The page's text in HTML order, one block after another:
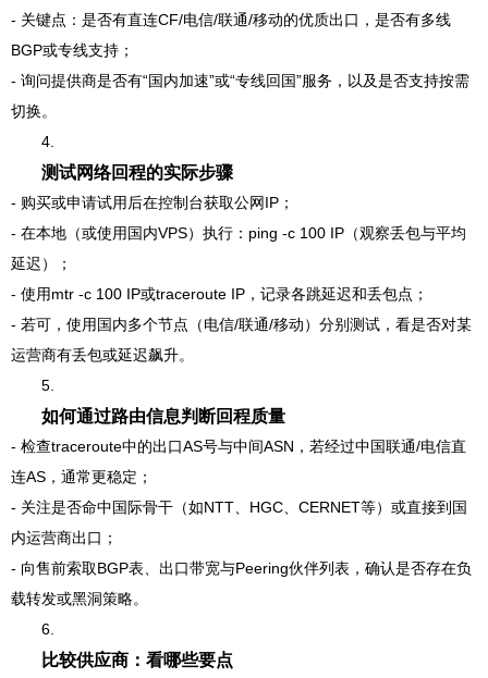
- 关键点：是否有直连CF/电信/联通/移动的优质出口，是否有多线
BGP或专线支持；
- 询问提供商是否有“国内加速”或“专线回国”服务，以及是否支持按需
切换。
4.
测试网络回程的实际步骤
- 购买或申请试用后在控制台获取公网IP；
- 在本地（或使用国内VPS）执行：ping -c 100 IP（观察丢包与平均
延迟）；
- 使用mtr -c 100 IP或traceroute IP，记录各跳延迟和丢包点；
- 若可，使用国内多个节点（电信/联通/移动）分别测试，看是否对某
运营商有丢包或延迟飙升。
5.
如何通过路由信息判断回程质量
- 检查traceroute中的出口AS号与中间ASN，若经过中国联通/电信直
连AS，通常更稳定；
- 关注是否命中国际骨干（如NTT、HGC、CERNET等）或直接到国
内运营商出口；
- 向售前索取BGP表、出口带宽与Peering伙伴列表，确认是否存在负
载转发或黑洞策略。
6.
比较供应商：看哪些要点